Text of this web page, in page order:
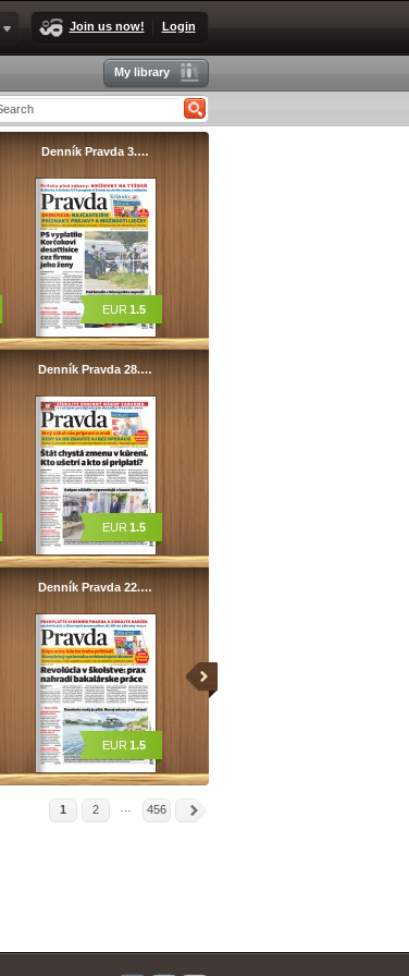
Join us now! Login
My library
Denník Pravda 3.…
EUR 1.5
Denník Pravda 28.…
EUR 1.5
Denník Pravda 22.…
EUR 1.5
1 2 456